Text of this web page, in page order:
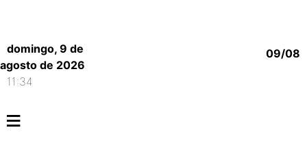
domingo, 9 de
agosto de 2026
11:34
09/08
≡